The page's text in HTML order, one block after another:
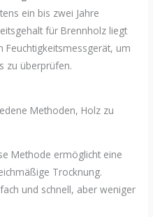
ein bis zwei Jahre
für Brennholz liegt
Feuchtigkeitsmessgerät, um
zu überprüfen.
Methoden, Holz zu
Methode ermöglicht eine
Trocknung.
und schnell, aber weniger